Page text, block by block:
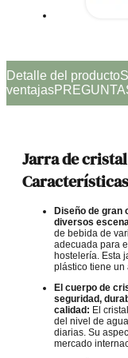
Detalle del producto
ventajas
Jarra de
Diseño de gran
diversos
de bebida de
adecuada para
hostelería. Esta
plástico tiene un
El cuerpo de
seguridad,
calidad: El
del nivel de
diarias. Su
mercado